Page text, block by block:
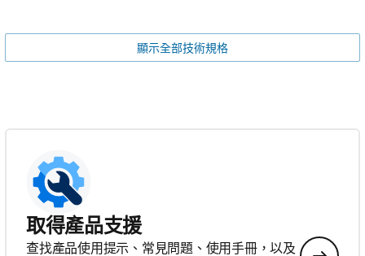
顯示全部技術規格
取得產品支援
查找產品使用提示、常見問題、使用手冊，以及